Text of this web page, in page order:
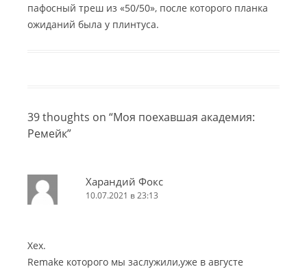
пафосный треш из «50/50», после которого планка
ожиданий была у плинтуса.
39 thoughts on “Моя поехавшая академия:
Ремейк”
Харандий Фокс
10.07.2021 в 23:13
Хех.
Remake которого мы заслужили,уже в августе